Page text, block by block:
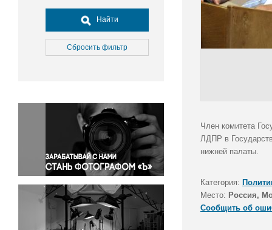
Досуг, туризм и отдых
Культура
Медицина
Окружающая среда
Политика
Правосудие
Происшествия и конфликты
Религия
Светская жизнь
Спорт
Экология
Найти
Сбросить фильтр
Член комитета
ЛДПР в
нижней палаты.
Категория:
Место: Россия,
Сообщить об